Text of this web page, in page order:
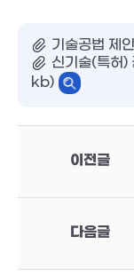
기술공법 제
신기술(특허
kb)
이전글
다음글